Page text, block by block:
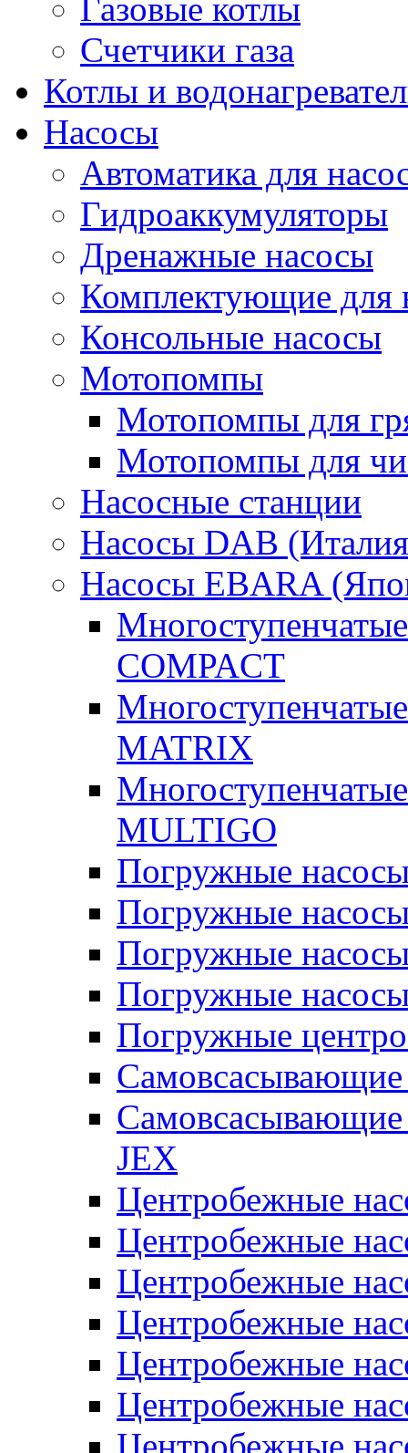
Газовые котлы
Счетчики газа
Котлы и
Насосы
Автоматика для
Гидроаккумуляторы
Дренажные насосы
Комплектующие для
Консольные насосы
Мотопомпы
Мотопомпы для
Мотопомпы для
Насосные станции
Насосы DAB
Насосы EBARA
COMPACT
MATRIX
MULTIGO
Погружные
Погружные
Погружные
Погружные
Погружные
Самовсасывающие
Самовсасывающие
JEX
Центробежные
Центробежные
Центробежные
Центробежные
Центробежные
Центробежные
Центробежные